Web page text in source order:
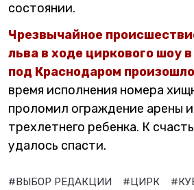
состоянии.
Чрезвычайное
льва в ходе циркового шоу
под Краснодаром
время исполнения номера
проломил ограждение арены и
трехлетнего ребенка. К
удалось спасти.
#ВЫБОР РЕДАКЦИИ #ЦИРК